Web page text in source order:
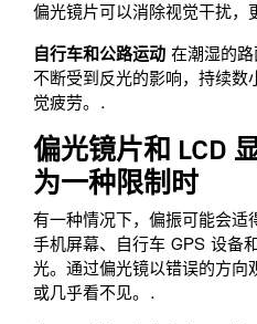
偏光镜片可以消除视觉干扰，
自行车和公路运动 在潮湿的
不断受到反光的影响，持续数
觉疲劳。.
偏光镜片和 LCD
为一种限制时
有一种情况下，偏振可能会适
手机屏幕、自行车 GPS 设备
光。通过偏光镜以错误的方向
或几乎看不见。.